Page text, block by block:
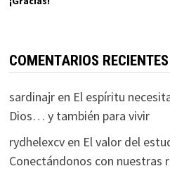
COMENTARIOS RECIENTES
sardinajren El espíritu
Dios… y también para vivir
rydhelexcven El valor del
Conectándonos con nuestras